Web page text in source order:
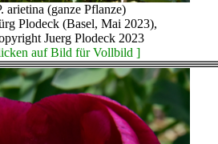
arietina (ganze Pflanze)
Plodeck (Basel, Mai 2023),
Juerg Plodeck 2023
auf Bild für Vollbild ]